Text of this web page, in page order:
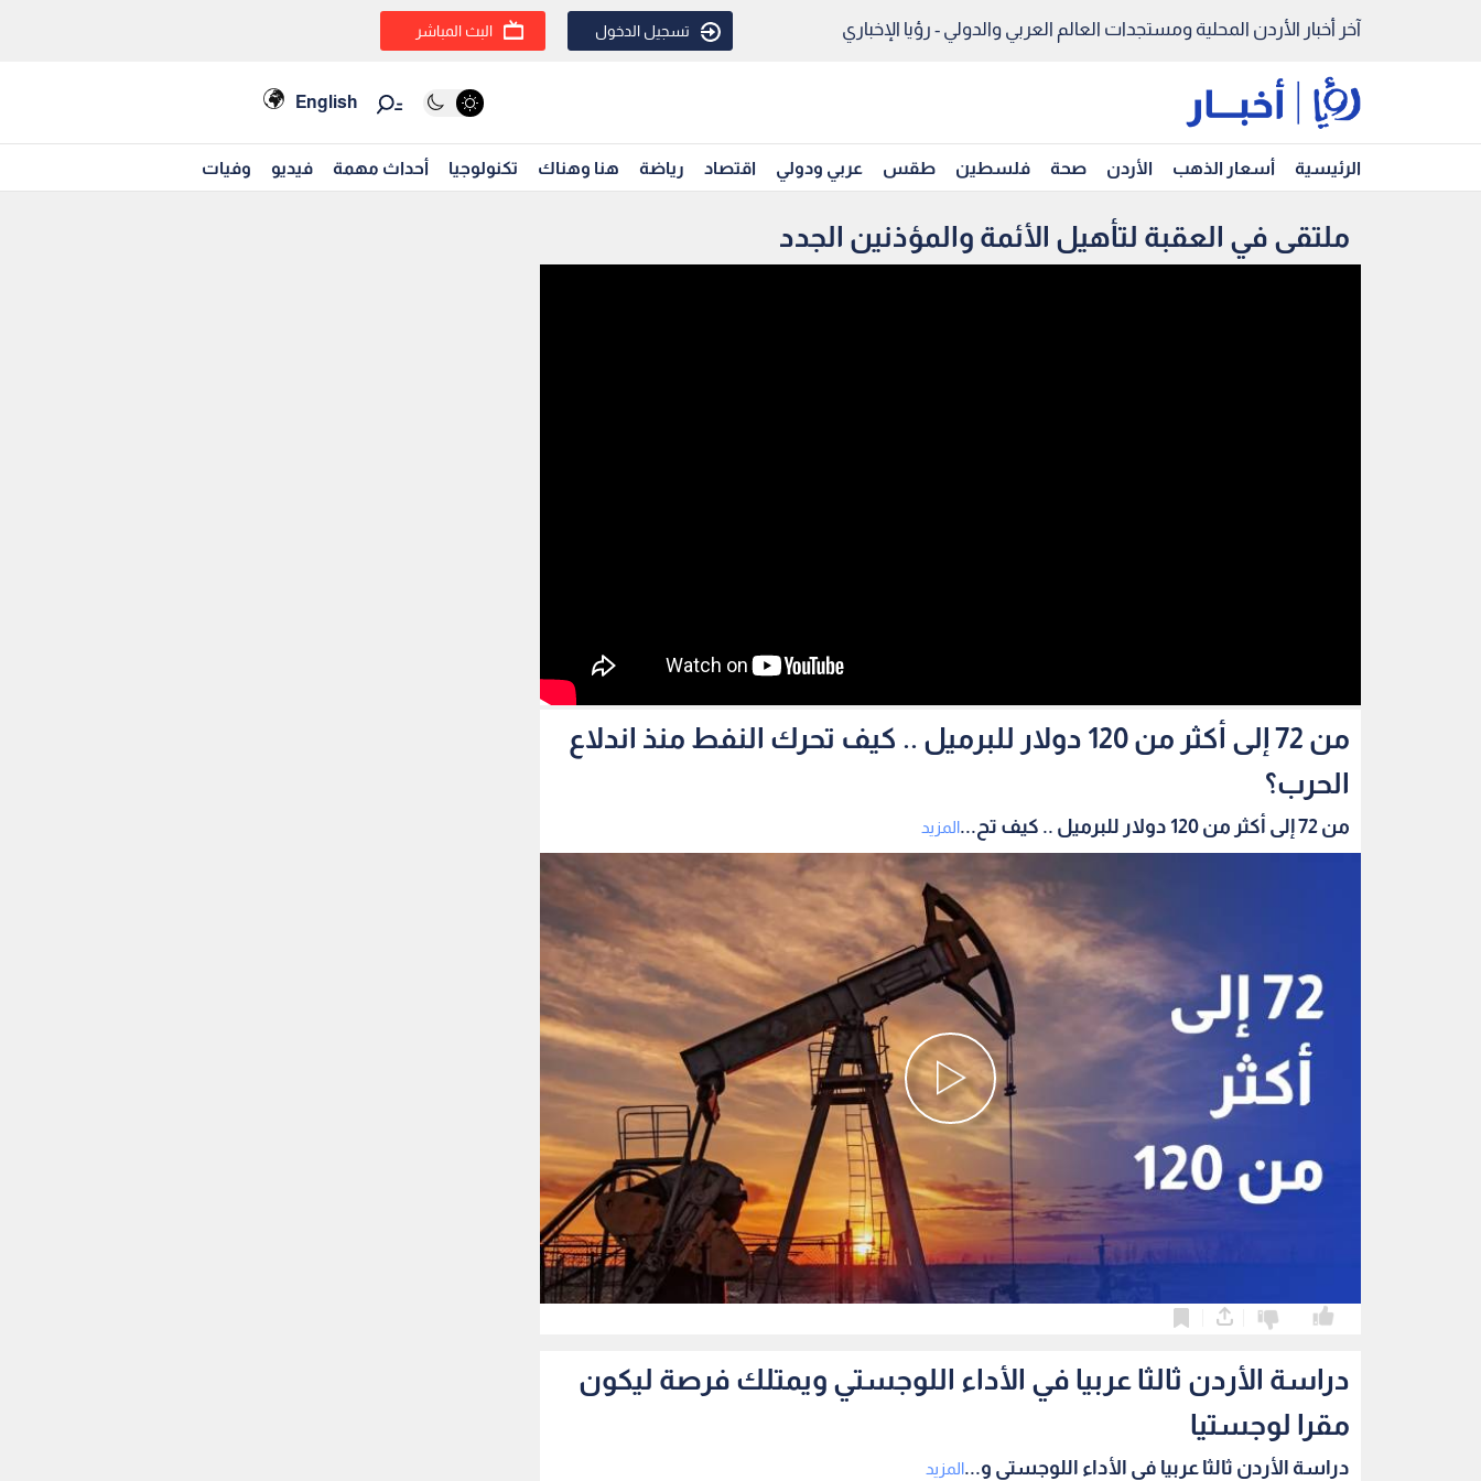
آخر أخبار الأردن المحلية ومستجدات العالم العربي والدولي - رؤيا الإخباري تسجيل الدخول البث المباشر
English
الرئيسية أسعار الذهب الأردن صحة فلسطين طقس عربي ودولي اقتصاد رياضة هنا وهناك تكنولوجيا أحداث مهمة فيديو وفيات
ملتقى في العقبة لتأهيل الأئمة والمؤذنين الجدد
من 72 إلى أكثر من 120 دولار للبرميل .. كيف تحرك النفط منذ اندلاع
الحرب؟
من 72 إلى أكثر من 120 دولار للبرميل .. كيف تح... المزيد
دراسة الأردن ثالثا عربيا في الأداء اللوجستي ويمتلك فرصة ليكون
مقرا لوجستيا
دراسة الأردن ثالثا عربيا في الأداء اللوجستي و...المزيد